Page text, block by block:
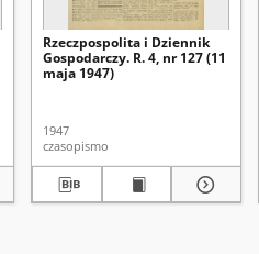
Rzeczpospolita i Dziennik
Gospodarczy. R. 4, nr 127 (11
maja 1947)
1947
czasopismo